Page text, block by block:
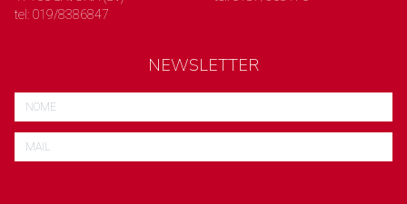
tel: 019/8386847
NEWSLETTER